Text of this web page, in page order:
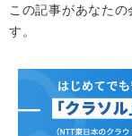
この記事があなた
す。